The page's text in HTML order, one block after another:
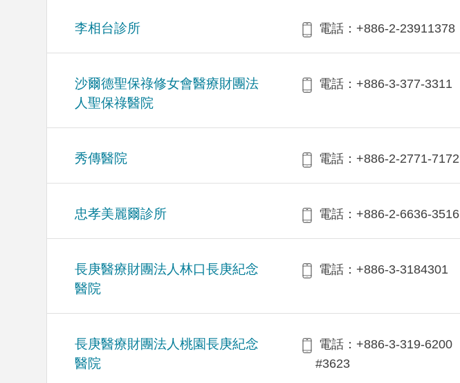
李相台診所 電話：+886-2-23911378
沙爾德聖保祿修女會醫療財團法
人聖保祿醫院
電話：+886-3-377-3311
秀傳醫院 電話：+886-2-2771-7172
忠孝美麗爾診所 電話：+886-2-6636-3516
長庚醫療財團法人林口長庚紀念
醫院
電話：+886-3-3184301
長庚醫療財團法人桃園長庚紀念
醫院
電話：+886-3-319-6200
#3623